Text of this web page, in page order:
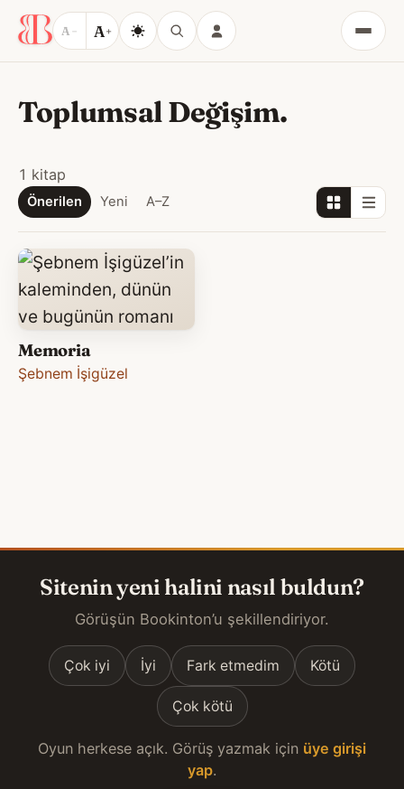
A − A+
Menü
Toplumsal Değişim.
1 kitap
Önerilen Yeni A–Z
Memoria
Şebnem İşigüzel
Sitenin yeni halini nasıl buldun?
Görüşün Bookinton’u şekillendiriyor.
Çok iyi İyi Fark etmedim Kötü
Çok kötü
Oyun herkese açık. Görüş yazmak için üye girişi
yap.